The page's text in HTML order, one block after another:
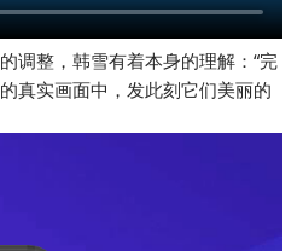
调整，韩雪有着本身的理解：“完
真实画面中，发此刻它们美丽的